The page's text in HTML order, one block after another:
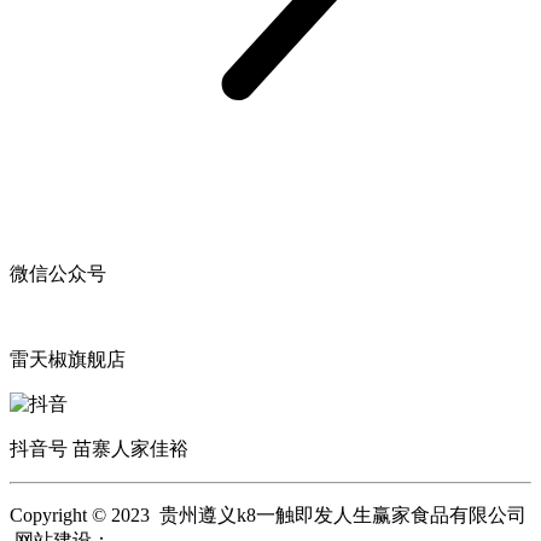
微信公众号
雷天椒旗舰店
抖音号 苗寨人家佳裕
Copyright © 2023 贵州遵义k8一触即发人生赢家食品有限公司